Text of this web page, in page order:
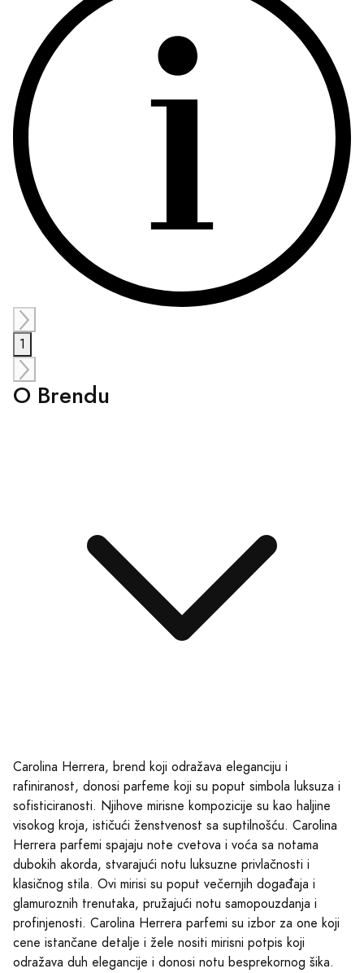
1
O Brendu
Carolina Herrera, brend koji odražava eleganciju i
rafiniranost, donosi parfeme koji su poput simbola luksuza i
sofisticiranosti. Njihove mirisne kompozicije su kao haljine
visokog kroja, ističući ženstvenost sa suptilnošću. Carolina
Herrera parfemi spajaju note cvetova i voća sa notama
dubokih akorda, stvarajući notu luksuzne privlačnosti i
klasičnog stila. Ovi mirisi su poput večernjih događaja i
glamuroznih trenutaka, pružajući notu samopouzdanja i
profinjenosti. Carolina Herrera parfemi su izbor za one koji
cene istančane detalje i žele nositi mirisni potpis koji
odražava duh elegancije i donosi notu besprekornog šika.